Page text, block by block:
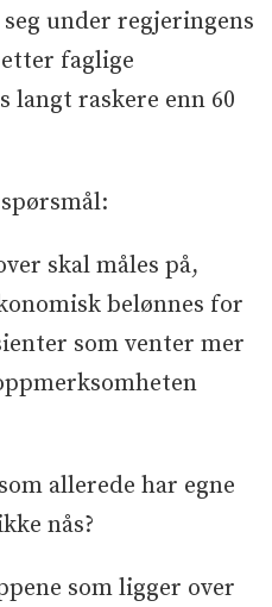
under regjeringens
faglige
langt raskere enn 60
skal måles på,
belønnes for
som venter mer
allerede har egne
nås?
som ligger over